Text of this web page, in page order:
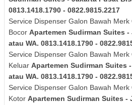
0813.1418.1790 - 0822.9815.2217
Service Dispenser Galon Bawah Merk
Bocor Apartemen Sudirman Suites
atau WA. 0813.1418.1790 -
Service Dispenser Galon Bawah Merk
Keluar Apartemen Sudirman Suites
atau WA. 0813.1418.1790 -
Service Dispenser Galon Bawah Merk
Kotor Apartemen Sudirman Suites -